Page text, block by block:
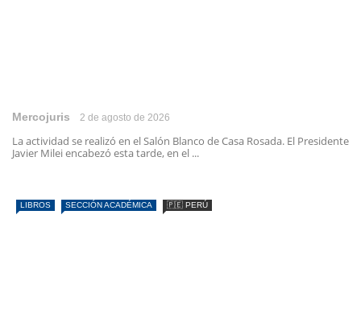
Mercojuris 2 de agosto de 2026
La actividad se realizó en el Salón Blanco de Casa Rosada. El Presidente
Javier Milei encabezó esta tarde, en el ...
LIBROS SECCIÓN ACADÉMICA 🇵🇪 PERÚ